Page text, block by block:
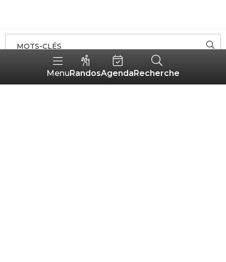
MenuRandosAgendaRecherche
MOTS-CLÉS
résultats
TRI :
ALÉATOIRE
AUTOUR
DE MOI